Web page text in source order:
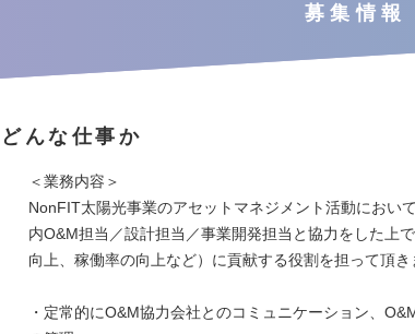
募集情報
どんな仕事か
＜業務内容＞
NonFIT太陽光事業のアセットマネジメント活動におい
内O&M担当／設計担当／事業開発担当と協力をした上
向上、稼働率の向上など）に貢献する役割を担って頂き
・定常的にO&M協力会社とのコミュニケーション、